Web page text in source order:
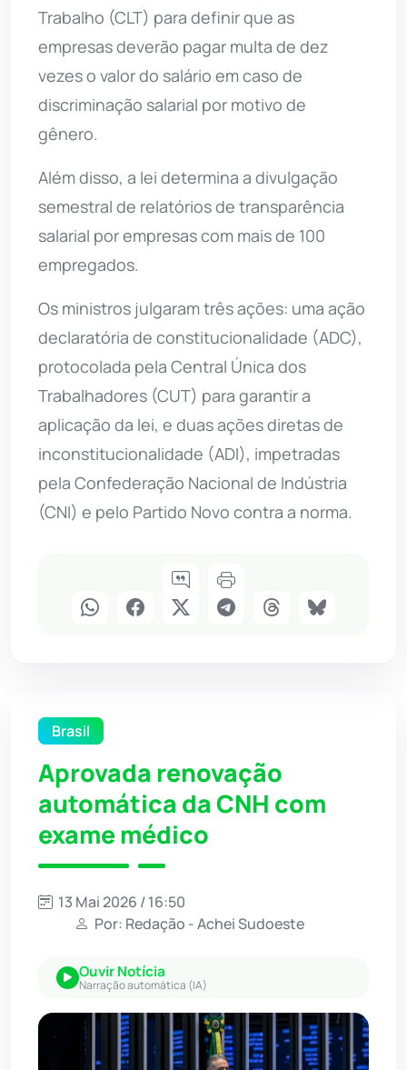
Trabalho (CLT) para definir que as
empresas deverão pagar multa de dez
vezes o valor do salário em caso de
discriminação salarial por motivo de
gênero.
Além disso, a lei determina a divulgação
semestral de relatórios de transparência
salarial por empresas com mais de 100
empregados.
Os ministros julgaram três ações: uma ação
declaratória de constitucionalidade (ADC),
protocolada pela Central Única dos
Trabalhadores (CUT) para garantir a
aplicação da lei, e duas ações diretas de
inconstitucionalidade (ADI), impetradas
pela Confederação Nacional de Indústria
(CNI) e pelo Partido Novo contra a norma.
Brasil
Aprovada renovação
automática da CNH com
exame médico
13 Mai 2026 / 16:50
Por: Redação - Achei Sudoeste
Ouvir Notícia
Narração automática (IA)